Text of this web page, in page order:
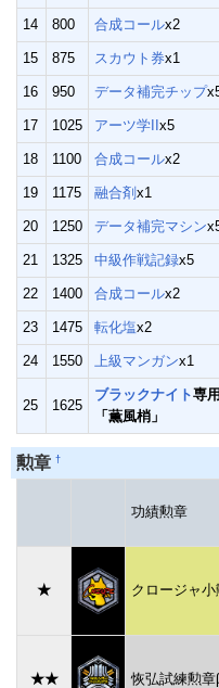
14 800 合成コールx2
15 875 スカウト券x1
16 950 データ補完チップ
17 1025 アーツ学II x5
18 1100 合成コールx2
19 1175 融合剤 x1
20 1250 データ補完マシン
21 1325 中級作戦記録x5
22 1400 合成コールx2
23 1475 転化塩x2
24 1550 上級マンガンx1
25 1625
ブラックナイト専
「薫風梢」
勲章 †
功績勲章
★ クロージャ小
★★ 恢弘試練勲章